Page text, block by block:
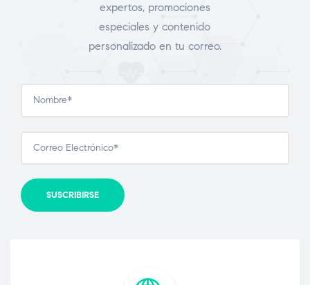
expertos, promociones
especiales y contenido
personalizado en tu correo.